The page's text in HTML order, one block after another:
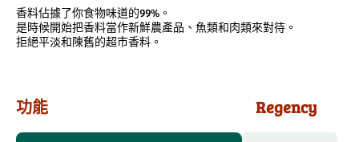
香料佔據了你食物味道的99%。
是時候開始把香料當作新鮮農產品、魚類和肉類來對待。
拒絕平淡和陳舊的超市香料。
功能 Regency